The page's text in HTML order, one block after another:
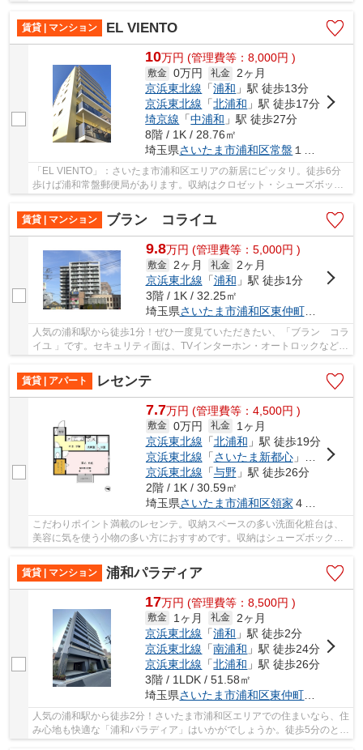
賃貸 | マンション
EL VIENTO
10万円 (管理費等：8,000円 )
敷金 0万円 礼金
2ヶ月
京浜東北線 「浦和 」駅 徒歩13分
京浜東北線 「北浦和 」駅 徒歩17分
埼京線 「中浦和 」駅 徒歩27分
8階 / 1K / 28.76㎡
埼玉県さいたま市浦和区常盤 １丁目８-１８
「EL VIENTO」：さいたま市浦和区エリアの新居にピッタリ。徒歩6分
歩けば浦和常盤郵便局があります。収納はクロゼット・シューズボック
賃貸 | マンション
ブラン コライユ
9.8万円 (管理費等：5,000円 )
敷金 2ヶ月 礼金
2ヶ月
京浜東北線 「浦和 」駅 徒歩1分
3階 / 1K / 32.25㎡
埼玉県さいたま市浦和区東仲町１１-２０
人気の浦和駅から徒歩1分！ぜひ一度見ていただきたい、「ブラン コラ
イユ 」です。セキュリティ面は、TVインターホン・オートロックなどを
賃貸 | アパート
レセンテ
7.7万円 (管理費等：4,500円 )
敷金 0万円 礼金
1ヶ月
京浜東北線 「北浦和 」駅 徒歩19分
京浜東北線 「さいたま新都心」駅 徒歩38分
京浜東北線 「与野」駅 徒歩26分
2階 / 1K / 30.59㎡
埼玉県さいたま市浦和区領家 ４丁目１０-８
こだわりポイント満載のレセンテ。収納スペースの多い洗面化粧台は、
美容に気を使う小物の多い方におすすめです。収納はシューズボック
ス・クロゼットなど豊富なので、衣類や履き物の...
賃貸 | マンション
浦和パラディア
17万円 (管理費等：8,500円 )
敷金 1ヶ月 礼金
2ヶ月
京浜東北線 「浦和 」駅 徒歩2分
京浜東北線 「南浦和 」駅 徒歩24分
京浜東北線 「北浦和 」駅 徒歩26分
3階 / 1LDK / 51.58㎡
埼玉県さいたま市浦和区東仲町
人気の浦和駅から徒歩2分！さいたま市浦和区エリアでの住まいなら、住
み心地も快適な「浦和パラディア」はいかがでしょうか。徒歩5分のとこ
ろに浦和本太郵便局があります。防犯対策が...